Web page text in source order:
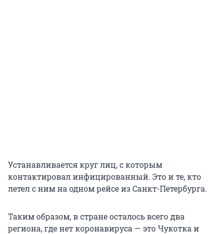
Устанавливается круг лиц, с которым
контактировал инфицированный. Это и те, кто
летел с ним на одном рейсе из Санкт-Петербурга.
Таким образом, в стране осталось всего два
региона, где нет коронавируса — это Чукотка и